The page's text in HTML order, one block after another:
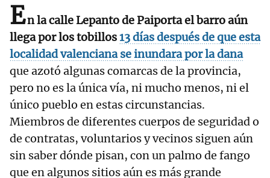
En la calle Lepanto de Paiporta el barro aún
llega por los tobillos13 días después de que esta
localidad valenciana se inundara por la dana
que azotó algunas comarcas de la provincia,
pero no es la única vía, ni mucho menos, ni el
único pueblo en estas circunstancias.
Miembros de diferentes cuerpos de seguridad o
de contratas, voluntarios y vecinos siguen aún
sin saber dónde pisan, con un palmo de fango
que en algunos sitios aún es más grande